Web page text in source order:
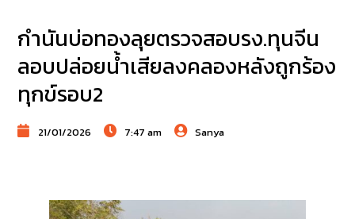
กำนันบ่อทองลุยตรวจสอบรง.ทุนจีน
ลอบปล่อยน้ำเสียลงคลองหลังถูกร้อง
ทุกข์รอบ2
21/01/2026 7:47 am Sanya